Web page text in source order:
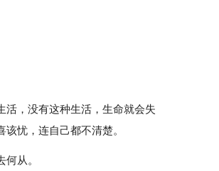
活，没有这种生活，生命就会失
忧，连自己都不清楚。
从。